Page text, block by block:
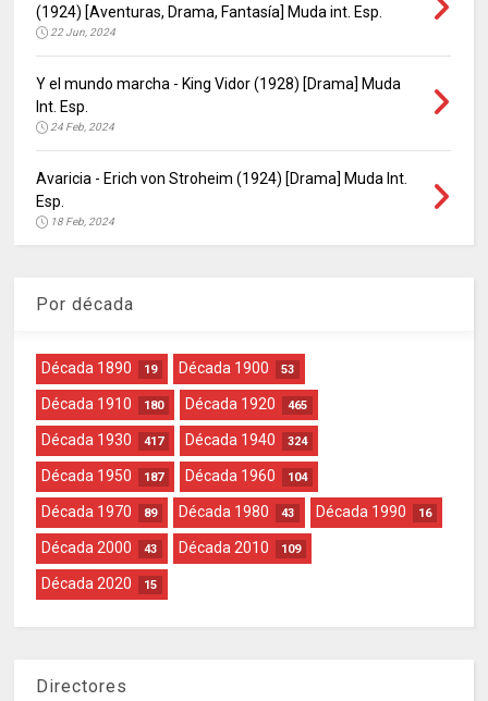
(1924) [Aventuras, Drama, Fantasía] Muda int. Esp.
22 Jun, 2024
Y el mundo marcha - King Vidor (1928) [Drama] Muda
Int. Esp.
24 Feb, 2024
Avaricia - Erich von Stroheim (1924) [Drama] Muda Int.
Esp.
18 Feb, 2024
Por década
Década 1890 19 Década 1900 53
Década 1910 180 Década 1920 465
Década 1930 417 Década 1940 324
Década 1950 187 Década 1960 104
Década 1970 89 Década 1980 43 Década 1990 16
Década 2000 43 Década 2010 109
Década 2020 15
Directores